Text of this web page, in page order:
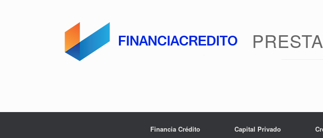
Financia Crédito Capital Privado